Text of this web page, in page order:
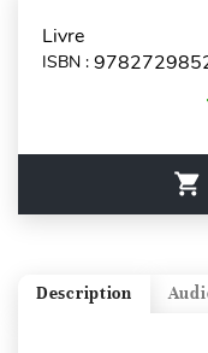
Livre
ISBN :
Description